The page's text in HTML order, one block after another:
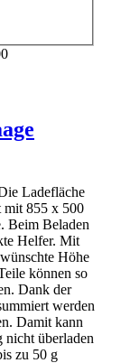
Ladefläche
mit 855 x 500
Beim Beladen
Helfer. Mit
Höhe
können so
Dank der
werden
Damit kann
nicht überladen
zu 50 g